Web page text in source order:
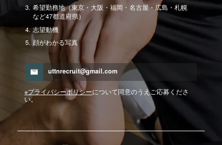
希望勤務地（東京・大阪・福岡・名古屋・広島・札幌
など47都道府県）
志望動機
顔がわかる写真
uttnrecruit@gmail.com
※プライバシーポリシーについて同意のうえご応募くださ
い。